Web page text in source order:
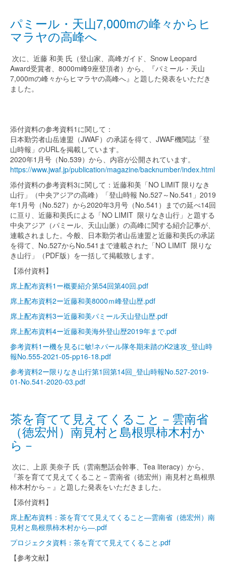
パミール・天山7,000mの峰々からヒ
マラヤの高峰へ
次に、近藤 和美 氏（登山家、高峰ガイド、Snow Leopard
Award受賞者、8000m峰9座登頂者）から、『パミール・天山
7,000mの峰々からヒマラヤの高峰へ』と題した発表をいただき
ました。
添付資料の参考資料1に関して：
日本勤労者山岳連盟（JWAF）の承諾を得て、JWAF機関誌「登
山時報」のURLを掲載しています。
2020年1月号（No.539）から、内容が公開されています。
https://www.jwaf.jp/publication/magazine/backnumber/index.html
添付資料の参考資料3に関して：近藤和美「NO LIMIT 限りなき
山行」（中央アジアの高峰）「登山時報 No.527～No.541」2019
年1月号（No.527）から2020年3月号（No.541）までの延べ14回
に亘り、近藤和美氏による「NO LIMIT 限りなき山行」と題する
中央アジア（パミール、天山山脈）の高峰に関する紹介記事が、
連載されました。今般、日本勤労者山岳連盟と近藤和美氏の承諾
を得て、No.527からNo.541まで連載された「NO LIMIT 限りな
き山行」（PDF版）を一括して掲載致します。
【添付資料】
席上配布資料1ー概要紹介第54回第40回.pdf
席上配布資料2ー近藤和美8000ｍ峰登山歴.pdf
席上配布資料3ー近藤和美パミール天山登山歴.pdf
席上配布資料4ー近藤和美海外登山歴2019年まで.pdf
参考資料1ー機を見るに敏!ネパール隊冬期未踏のK2速攻_登山時
報No.555-2021-05-pp16-18.pdf
参考資料2ー限りなき山行第1回第14回_登山時報No.527-2019-
01-No.541-2020-03.pdf
茶を育てて見えてくること－雲南省
（徳宏州）南見村と島根県柿木村か
ら－
次に、上原 美奈子 氏（雲南懇話会幹事、Tea literacy）から、
『茶を育てて見えてくること－雲南省（徳宏州）南見村と島根県
柿木村から－』と題した発表をいただきました。
【添付資料】
席上配布資料：茶を育てて見えてくること―雲南省（徳宏州）南
見村と島根県柿木村から―.pdf
プロジェクタ資料：茶を育てて見えてくること.pdf
【参考文献】